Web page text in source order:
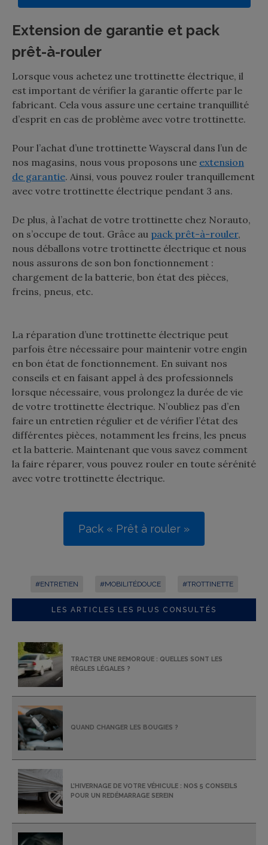
Extension de garantie et pack
prêt-à-rouler
Lorsque vous achetez une trottinette électrique, il
est important de vérifier la garantie offerte par le
fabricant. Cela vous assure une certaine tranquillité
d’esprit en cas de problème avec votre trottinette.
Pour l’achat d’une trottinette Wayscral dans l’un de
nos magasins, nous vous proposons une extension
de garantie. Ainsi, vous pouvez rouler tranquillement
avec votre trottinette électrique pendant 3 ans.
De plus, à l’achat de votre trottinette chez Norauto,
on s’occupe de tout. Grâce au pack prêt-à-rouler,
nous déballons votre trottinette électrique et nous
nous assurons de son bon fonctionnement :
chargement de la batterie, bon état des pièces,
freins, pneus, etc.
La réparation d’une trottinette électrique peut
parfois être nécessaire pour maintenir votre engin
en bon état de fonctionnement. En suivant nos
conseils et en faisant appel à des professionnels
lorsque nécessaire, vous prolongez la durée de vie
de votre trottinette électrique. N’oubliez pas d’en
faire un entretien régulier et de vérifier l’état des
différentes pièces, notamment les freins, les pneus
et la batterie. Maintenant que vous savez comment
la faire réparer, vous pouvez rouler en toute sérénité
avec votre trottinette électrique.
Pack « Prêt à rouler »
#ENTRETIEN #MOBILITÉDOUCE #TROTTINETTE
LES ARTICLES LES PLUS CONSULTÉS
TRACTER UNE REMORQUE : QUELLES SONT LES
RÈGLES LÉGALES ?
QUAND CHANGER LES BOUGIES ?
L’HIVERNAGE DE VOTRE VÉHICULE : NOS 5 CONSEILS
POUR UN REDÉMARRAGE SEREIN